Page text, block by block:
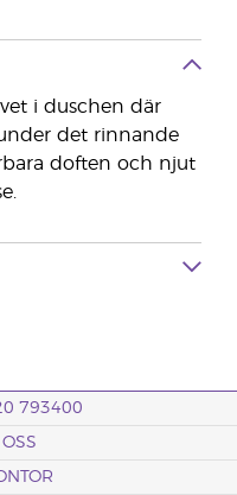
i duschen där
det rinnande
doften och njut
793400